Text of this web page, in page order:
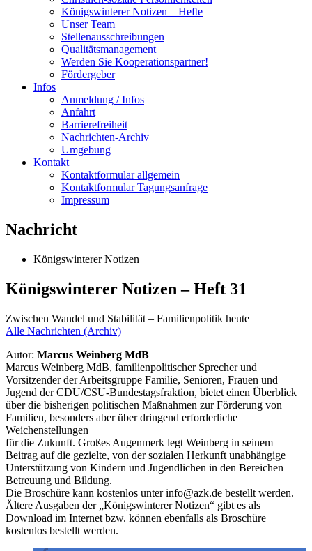
Königswinterer Notizen – Hefte
Unser Team
Stellenausschreibungen
Qualitätsmanagement
Werden Sie Kooperationspartner!
Fördergeber
Infos
Anmeldung / Infos
Anfahrt
Barrierefreiheit
Nachrichten-Archiv
Umgebung
Kontakt
Kontaktformular allgemein
Kontaktformular Tagungsanfrage
Impressum
Nachricht
Königswinterer Notizen
Königswinterer Notizen – Heft 31
Zwischen Wandel und Stabilität – Familienpolitik heute
Alle Nachrichten (Archiv)
Autor: Marcus Weinberg MdB
Marcus Weinberg MdB, familienpolitischer Sprecher und
Vorsitzender der Arbeitsgruppe Familie, Senioren, Frauen und
Jugend der CDU/CSU-Bundestagsfraktion, bietet einen Überblick
über die bisherigen politischen Maßnahmen zur Förderung von
Familien, besonders aber über dringend erforderliche
Weichenstellungen
für die Zukunft. Großes Augenmerk legt Weinberg in seinem
Beitrag auf die gezielte, von der sozialen Herkunft unabhängige
Unterstützung von Kindern und Jugendlichen in den Bereichen
Betreuung und Bildung.
Die Broschüre kann kostenlos unterinfo@azk.de bestellt werden.
Ältere Ausgaben der „Königswinterer Notizen“ gibt es als
Download im Internet bzw. können ebenfalls als Broschüre
kostenlos bestellt werden.